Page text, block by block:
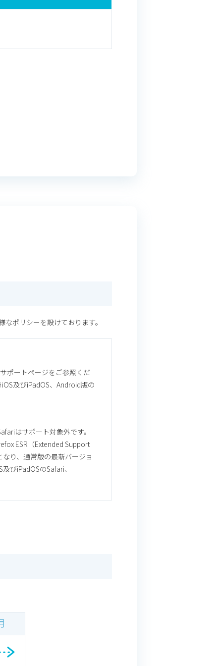
ポリシーを設けております。
ポートページをご参照くだ
及びiPadOS、Android版の
はサポート対象外です。
ESR（Extended Support
り、通常版の最新バージョ
びiPadOSのSafari、